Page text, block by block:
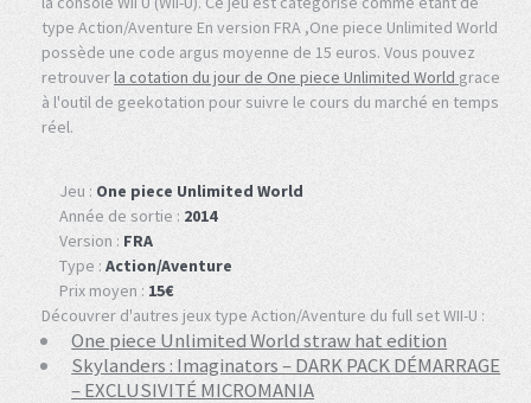
type Action/Aventure En version FRA ,One piece Unlimited World
possède une code argus moyenne de 15 euros. Vous pouvez
retrouverla cotation du jour de One piece Unlimited World grace
à l'outil de geekotation pour suivre le cours du marché en temps
réel.
Jeu : One piece Unlimited World
Année de sortie : 2014
Version : FRA
Type : Action/Aventure
Prix moyen : 15€
Découvrer d'autres jeux type Action/Aventure du full set WII-U :
One piece Unlimited World straw hat edition
Skylanders : Imaginators – DARK PACK DÉMARRAGE
– EXCLUSIVITÉ MICROMANIA